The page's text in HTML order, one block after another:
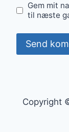
Gem mit
til næste
Copyright